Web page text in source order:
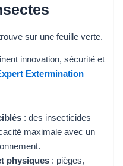
innovation, sécurité et
Extermination
: des insecticides
maximale avec un
physiques: pièges,